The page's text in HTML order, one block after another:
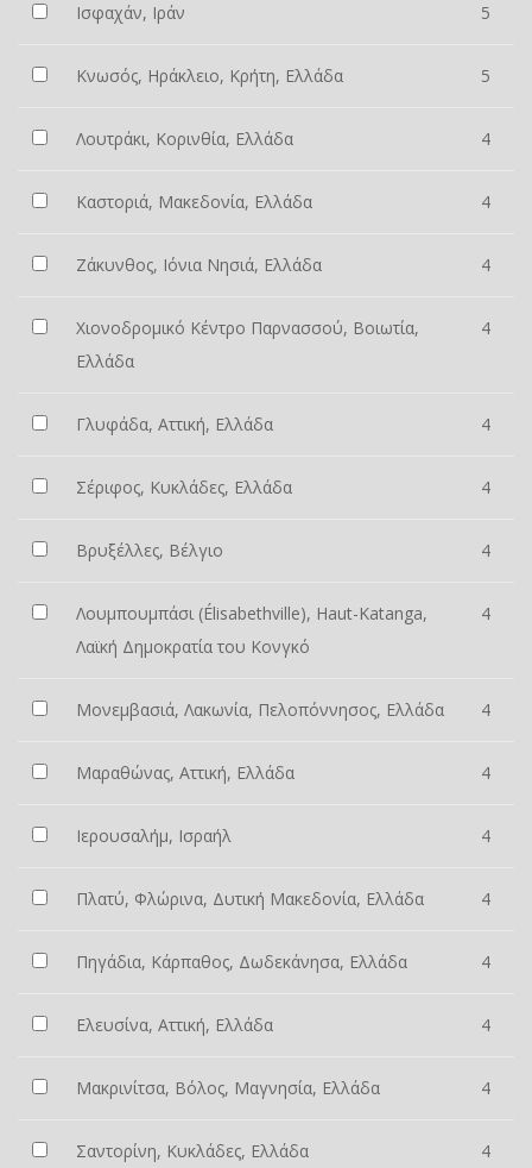
Ισφαχάν, Ιράν 5
Κνωσός, Ηράκλειο, Κρήτη, Ελλάδα 5
Λουτράκι, Κορινθία, Ελλάδα 4
Καστοριά, Μακεδονία, Ελλάδα 4
Ζάκυνθος, Ιόνια Νησιά, Ελλάδα 4
Χιονοδρομικό Κέντρο Παρνασσού, Βοιωτία,
Ελλάδα
4
Γλυφάδα, Αττική, Ελλάδα 4
Σέριφος, Κυκλάδες, Ελλάδα 4
Βρυξέλλες, Βέλγιο 4
Λουμπουμπάσι (Élisabethville), Haut-Katanga,
Λαϊκή Δημοκρατία του Κονγκό
4
Μονεμβασιά, Λακωνία, Πελοπόννησος, Ελλάδα 4
Μαραθώνας, Αττική, Ελλάδα 4
Ιερουσαλήμ, Ισραήλ 4
Πλατύ, Φλώρινα, Δυτική Μακεδονία, Ελλάδα 4
Πηγάδια, Κάρπαθος, Δωδεκάνησα, Ελλάδα 4
Ελευσίνα, Αττική, Ελλάδα 4
Μακρινίτσα, Βόλος, Μαγνησία, Ελλάδα 4
Σαντορίνη, Κυκλάδες, Ελλάδα 4